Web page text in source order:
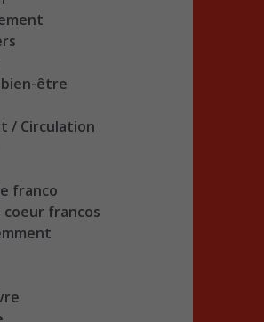
être
/ Circulation
franco
coeur francos